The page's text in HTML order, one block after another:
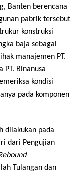
Banten berencana
pabrik tersebut
konstruksi
baja sebagai
manajemen PT.
PT. Binanusa
kondisi
pada komponen
dilakukan pada
dari Pengujian
Tulangan dan